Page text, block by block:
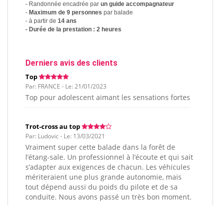
- Randonnée encadrée par un guide accompagnateur
- Maximum de 9 personnes par balade
- à partir de 14 ans
- Durée de la prestation : 2 heures
Derniers avis des clients
Top
Par: FRANCE - Le: 21/01/2023
Top pour adolescent aimant les sensations fortes
Trot-cross au top
Par: Ludovic - Le: 13/03/2021
Vraiment super cette balade dans la forêt de
l’étang-sale. Un professionnel à l’écoute et qui sait
s’adapter aux exigences de chacun. Les véhicules
mériteraient une plus grande autonomie, mais
tout dépend aussi du poids du pilote et de sa
conduite. Nous avons passé un très bon moment.